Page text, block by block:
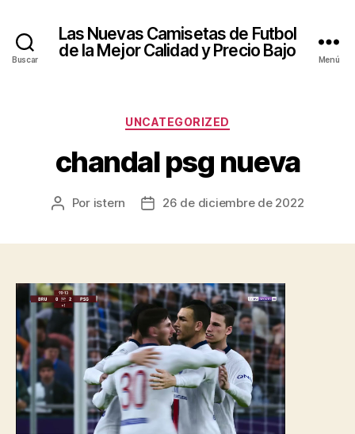
Buscar
Las Nuevas Camisetas de Futbol
de la Mejor Calidad y Precio Bajo
Menú
Categorías
UNCATEGORIZED
chandal psg nueva
Autor
Por istern
Fecha26 de diciembre de 2022